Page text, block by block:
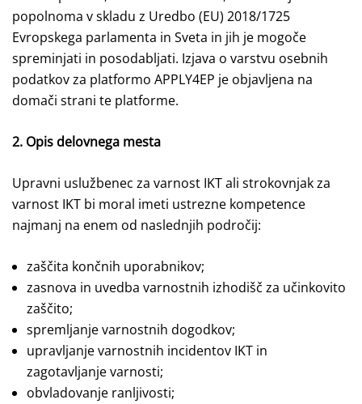
popolnoma v skladu z Uredbo (EU) 2018/1725
Evropskega parlamenta in Sveta in jih je mogoče
spreminjati in posodabljati. Izjava o varstvu osebnih
podatkov za platformo APPLY4EP je objavljena na
domači strani te platforme.
2. Opis delovnega mesta
Upravni uslužbenec za varnost IKT ali strokovnjak za
varnost IKT bi moral imeti ustrezne kompetence
najmanj na enem od naslednjih področij:
zaščita končnih uporabnikov;
zasnova in uvedba varnostnih izhodišč za učinkovito
zaščito;
spremljanje varnostnih dogodkov;
upravljanje varnostnih incidentov IKT in
zagotavljanje varnosti;
obvladovanje ranljivosti;